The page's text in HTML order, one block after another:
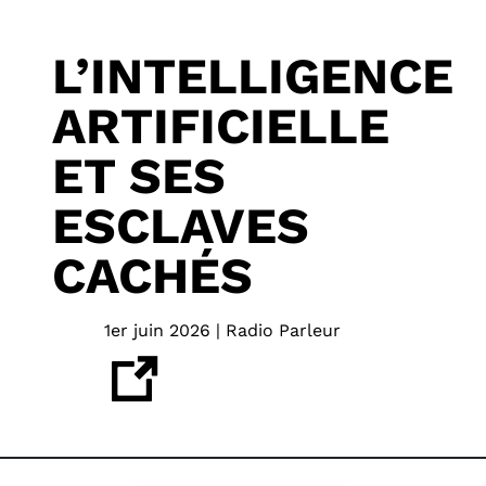
L’INTELLIGENCE
ARTIFICIELLE
ET SES
ESCLAVES
CACHÉS
1er juin 2026 | Radio Parleur